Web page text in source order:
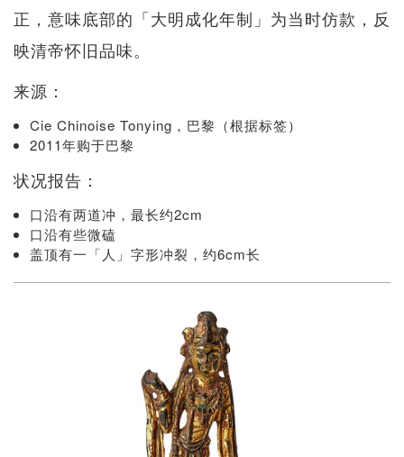
正，意味底部的「大明成化年制」为当时仿款，反
映清帝怀旧品味。
来源：
Cie Chinoise Tonying，巴黎（根据标签）
2011年购于巴黎
状况报告：
口沿有两道冲，最长约2cm
口沿有些微磕
盖顶有一「人」字形冲裂，约6cm长